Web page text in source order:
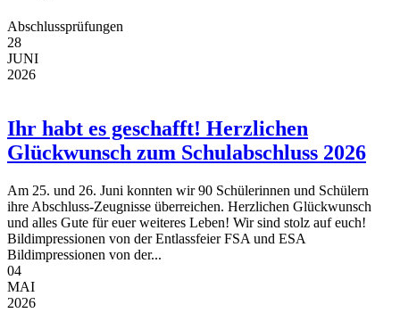
Abschlussprüfungen
28
JUNI
2026
Ihr habt es geschafft! Herzlichen
Glückwunsch zum Schulabschluss 2026
Am 25. und 26. Juni konnten wir 90 Schülerinnen und Schülern
ihre Abschluss-Zeugnisse überreichen. Herzlichen Glückwunsch
und alles Gute für euer weiteres Leben! Wir sind stolz auf euch!
Bildimpressionen von der Entlassfeier FSA und ESA
Bildimpressionen von der...
04
MAI
2026